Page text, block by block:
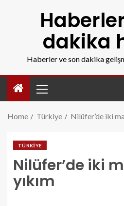
dakika
Haberler ve son dakika
Home Türkiye Nilüfer’de iki
TÜRKIYE
Nilüfer’de iki
yıkım